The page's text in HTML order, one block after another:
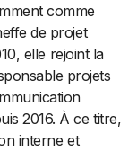
comme
de projet
elle rejoint la
projets
2016. À ce titre,
interne et